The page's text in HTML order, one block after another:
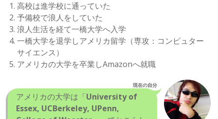
高校は進学校に通っていた
予備校で浪人をしていた
浪人生活を経て一橋大学へ入学
一橋大学を退学しアメリカ留学（専攻：コンピュター
サイエンス）
アメリカの大学を卒業しAmazonへ就職
現在の自分
アメリカの大学は「University of
Essex, UCBerkeley, UPenn,